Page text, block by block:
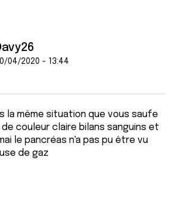
04/2020 - 13:44
la même situation que vous saufe
couleur claire bilans sanguins et
le pancréas n'a pas pu être vu
de gaz